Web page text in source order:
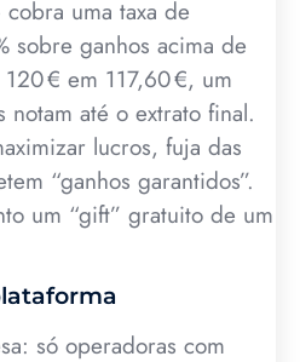
uma taxa de
sobre ganhos acima de
€ em 117,60 €, um
até o extrato final.
lucros, fuja das
“ganhos garantidos”.
um “gift” gratuito de um
só operadoras com